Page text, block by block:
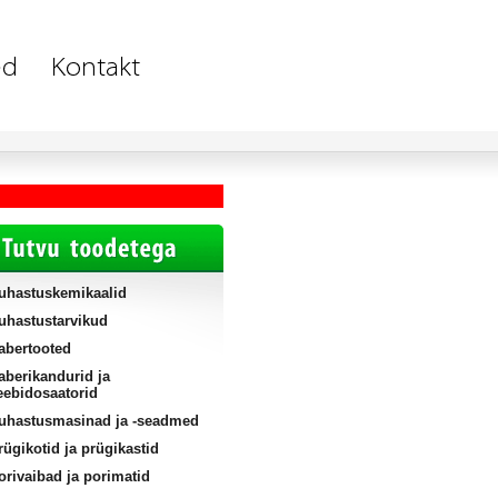
ja
ja -seadmed
ja prügikastid
ja porimatid